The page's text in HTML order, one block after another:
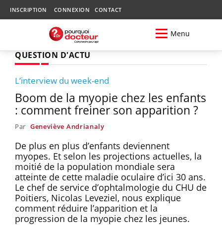
INSCRIPTION CONNEXION CONTACT
Menu
QUESTION D'ACTU
L’interview du week-end
Boom de la myopie chez les enfants
: comment freiner son apparition ?
Par Geneviève Andrianaly
De plus en plus d’enfants deviennent
myopes. Et selon les projections actuelles, la
moitié de la population mondiale sera
atteinte de cette maladie oculaire d’ici 30 ans.
Le chef de service d’ophtalmologie du CHU de
Poitiers, Nicolas Leveziel, nous explique
comment réduire l’apparition et la
progression de la myopie chez les jeunes.